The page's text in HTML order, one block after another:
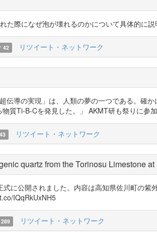
た際になぜ泡が壊れるのかについて具体的に
42 リツイート・ネットワーク
導の実現」は、人類の夢の一つである。確
質Ti-B-Cを発見した。」 AKMT研も祭りに参
リツイート・ネットワーク
quartz from the Torinosu Limestone
に公開されました。内容は高知県佐川町の
IQqRkUxNH5
289 リツイート・ネットワーク